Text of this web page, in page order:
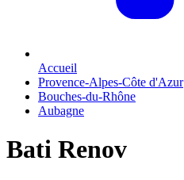
Accueil
Provence-Alpes-Côte d'Azur
Bouches-du-Rhône
Aubagne
Bati Renov